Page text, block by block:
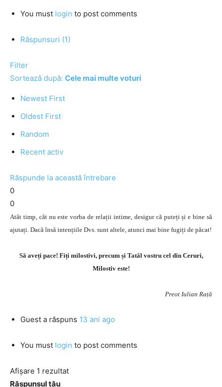
You must login to post comments
Răspunsuri (1)
Filter
Sortează după: Cele mai multe voturi
Newest First
Oldest First
Random
Recent activ
Răspunde la această întrebare
0
0
Atât timp, cât nu este vorba de relații intime, desigur că puteți și e bine să
ajutați. Dacă însă intențiile Dvs. sunt altele, atunci mai bine fugiți de păcat!
Să aveți pace! Fiți milostivi, precum și Tatăl vostru cel din Ceruri,
Milostiv este!
Preot Iulian Rață
Guest a răspuns 13 ani ago
You must login to post comments
Afișare 1 rezultat
Răspunsul tău